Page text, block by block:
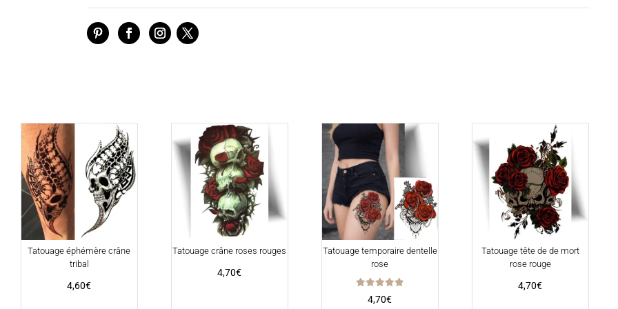
Tatouage éphémère crâne
tribal
4,60€
Tatouage crâne roses rouges
4,70€
Tatouage temporaire dentelle
rose
Note
5.00
4,70€
Tatouage tête de de mort
rose rouge
4,70€